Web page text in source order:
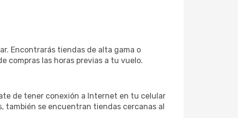
Encontrarás tiendas de alta gama o
compras las horas previas a tu vuelo.
de tener conexión a Internet en tu celular
también se encuentran tiendas cercanas al